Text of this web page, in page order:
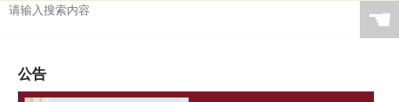
☚
公告